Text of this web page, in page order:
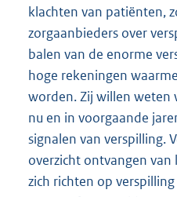
klachten van patiënten,
zorgaanbieders over
balen van de enorme
hoge rekeningen
worden. Zij willen weten
nu en in voorgaande
signalen van verspilling.
overzicht ontvangen
zich richten op